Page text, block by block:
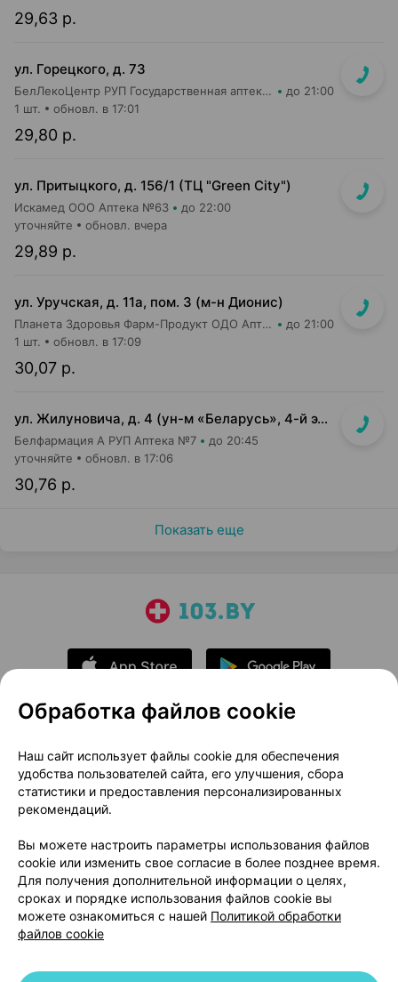
29,63 р.
ул. Горецкого, д. 73
БелЛекоЦентр РУП Государственная аптека №8 до 21:00
29,80 р.
1 шт. обновл. в 17:01
ул. Притыцкого, д. 156/1 (ТЦ "Green City")
Искамед ООО Аптека №63 до 22:00
29,89 р.
уточняйте обновл. вчера
ул. Уручская, д. 11а, пом. 3 (м-н Дионис)
Планета Здоровья Фарм-Продукт ОДО Аптека №4 до 21:00
30,07 р.
1 шт. обновл. в 17:09
ул. Жилуновича, д. 4 (ун-м «Беларусь», 4-й этаж)
Белфармация А РУП Аптека №7 до 20:45
30,76 р.
уточняйте обновл. в 17:06
Показать еще
О проекте
Новости проекта
Размещение рекламы
Медицинский маркетинг
Публичный договор
Доставка
Способы оплаты
Вакансии
Партнеры
Написать руководителю 103.by
Написать в поддержку
Персональные настройки Cookie
Обработка файлов cookie
Наш сайт использует файлы cookie для обеспечения
удобства пользователей сайта, его улучшения, сбора
статистики и предоставления персонализированных
рекомендаций.
Вы можете настроить параметры использования файлов
cookie или изменить свое согласие в более позднее время.
Для получения дополнительной информации о целях,
сроках и порядке использования файлов cookie вы
можете ознакомиться с нашей Политикой обработки
файлов cookie